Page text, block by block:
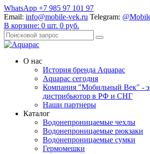
WhatsApp +7 985 97 101 97
Email: info@mobile-vek.ru Telegram:
В корзине: 0 шт. 0 руб.
О нас
История бренда Aquapac
Aquapac cегодня
Компания "Мобильный Век" -
дистрибьютор в РФ и СНГ
Наши партнеры
Каталог
Водонепроницаемые чехлы
Водонепроницаемые рюкзаки
Водонепроницаемые сумки
Гермомешки